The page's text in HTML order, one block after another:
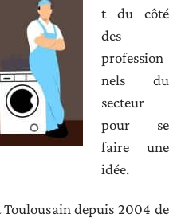
t du côté
des
profession
nels du
secteur
pour se
faire une
idée.
depuis 2004 de